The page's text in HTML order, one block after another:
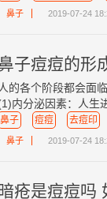
鼻子 2019-07-24
子痘痘的形
人的各个阶段都会面
内分泌因素：人生
鼻子 痘痘 去痘印
鼻子 2019-07-24
暗疮是痘痘吗